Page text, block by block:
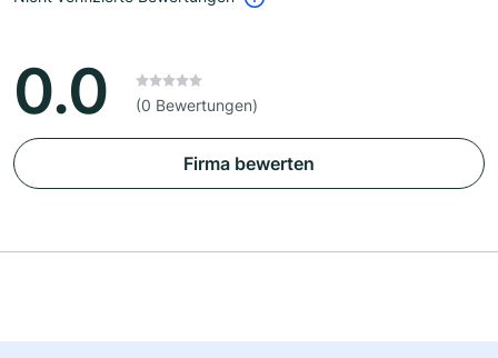
0.0 (0 Bewertungen)
Firma bewerten